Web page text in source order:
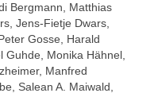
Bergmann, Matthias
Jens-Fietje Dwars,
Gosse, Harald
Guhde, Monika Hähnel,
Manfred
Salean A. Maiwald,